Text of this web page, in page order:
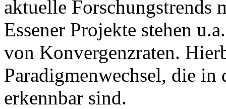
aktuelle Forschungstrends
Essener Projekte stehen
von Konvergenzraten.
Paradigmenwechsel, die
erkennbar sind.